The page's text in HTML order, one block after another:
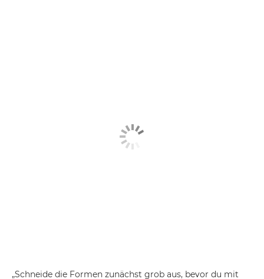
„Schneide die Formen zunächst grob aus, bevor du mit